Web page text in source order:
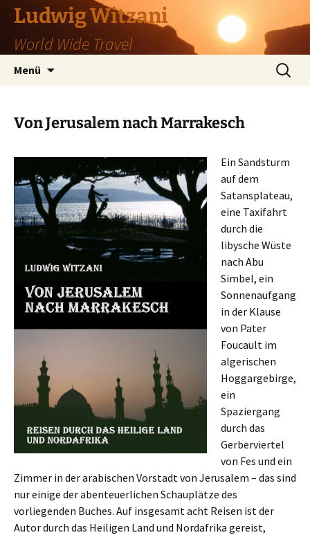
Zum
Inhalt
springen
Ludwig Witzani
World Wide Travel
Menü
Suchen
nach:
Von Jerusalem nach Marrakesch
Ein Sandsturm
auf dem
Satansplateau,
eine Taxifahrt
durch die
libysche Wüste
nach Abu
Simbel, ein
Sonnenaufgang
in der Klause
von Pater
Foucault im
algerischen
Hoggargebirge,
ein
Spaziergang
durch das
Gerberviertel
von Fes und ein
Zimmer in der arabischen Vorstadt von Jerusalem – das sind
nur einige der abenteuerlichen Schauplätze des
vorliegenden Buches. Auf insgesamt acht Reisen ist der
Autor durch das Heiligen Land und Nordafrika gereist,